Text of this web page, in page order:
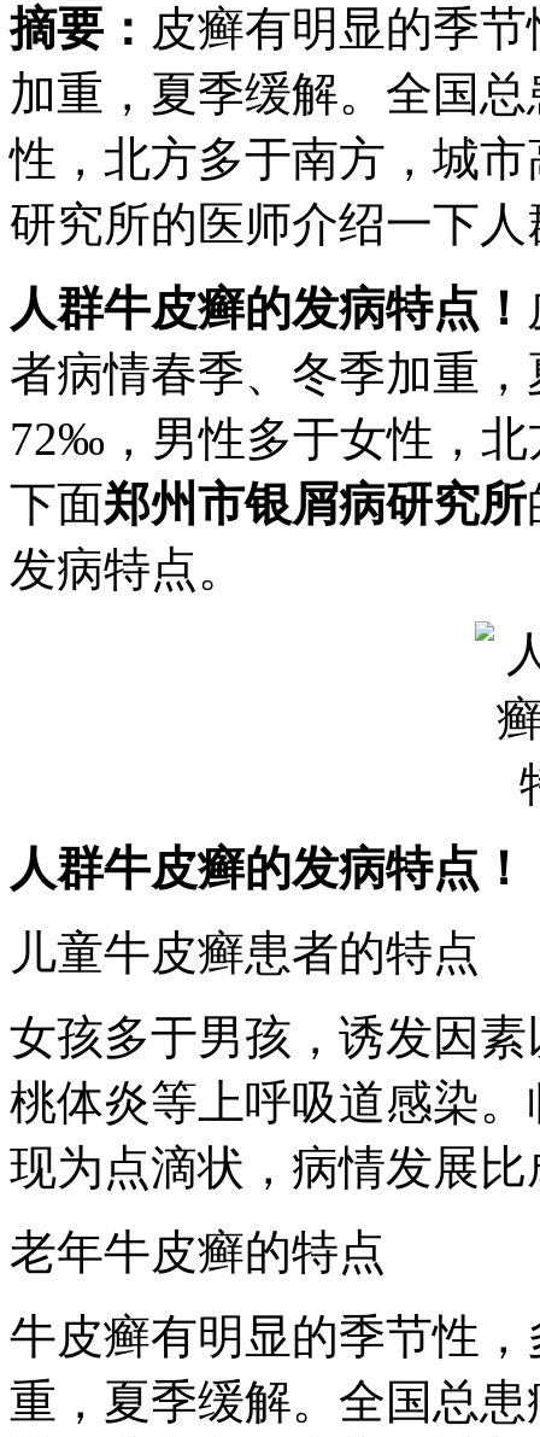
摘要： 皮癣有明显的季
加重，夏季缓解。全国
性，北方多于南方，城
研究所的医师介绍一下
人群牛皮癣的发病特点！
者病情春季、冬季加重
72‰，男性多于女性，
下面郑州市银屑病研究所
发病特点。
人群牛皮癣的发病特点！
儿童牛皮癣患者的特点
女孩多于男孩，诱发因
桃体炎等上呼吸道感染
现为点滴状，病情发展
老年牛皮癣的特点
牛皮癣有明显的季节性
重，夏季缓解。全国总